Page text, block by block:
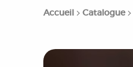
Accueil Catalogue